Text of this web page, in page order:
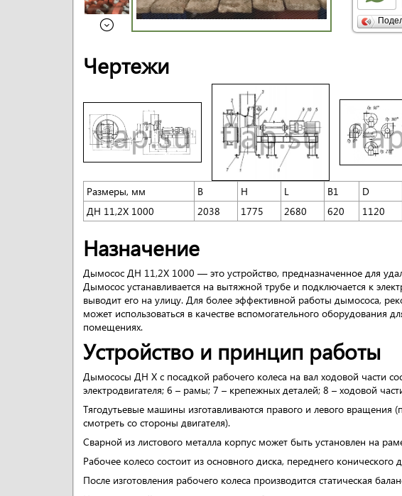
Чертежи
Размеры, мм B H L B1 D
ДН 11,2Х 1000
2038 1775 2680 620 1120
Назначение
Дымосос ДН 11,2Х 1000 — это устройство, предназначенное для
Дымосос устанавливается на вытяжной трубе и подключается к
выводит его на улицу. Для более эффективной работы дымососа,
может использоваться в качестве вспомогательного
помещениях.
Устройство и принцип работы
Дымососы ДН Х с посадкой рабочего колеса на вал ходовой части
электродвигателя; 6 – рамы; 7 – крепежных деталей; 8 – ходовой
Тягодутьевые машины изготавливаются правого и левого вращения
смотреть со стороны двигателя).
Сварной из листового металла корпус может быть установлен на
Рабочее колесо состоит из основного диска, переднего конического
После изготовления рабочего колеса производится статическая